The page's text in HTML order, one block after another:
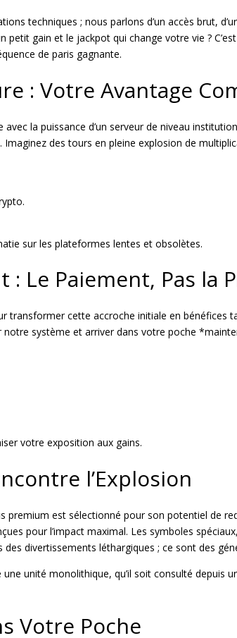
techniques ; nous parlons d’un accès brut,
gain et le jackpot qui change votre vie ?
de paris gagnante.
: Votre Avantage
la puissance d’un serveur de niveau
des tours en pleine explosion de
sur les plateformes lentes et obsolètes.
Le Paiement, Pas la
cette accroche initiale en bénéfices
système et arriver dans votre poche
votre exposition aux gains.
l’Explosion
est sélectionné pour son potentiel de
pour l’impact maximal. Les symboles
divertissements léthargiques ; ce sont des
unité monolithique, qu’il soit consulté depuis
Votre Poche